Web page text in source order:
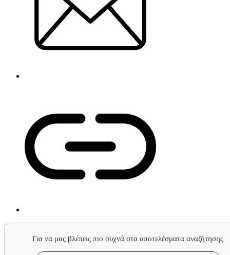
Για να μας βλέπεις πιο συχνά στα αποτελέσματα αναζήτησης